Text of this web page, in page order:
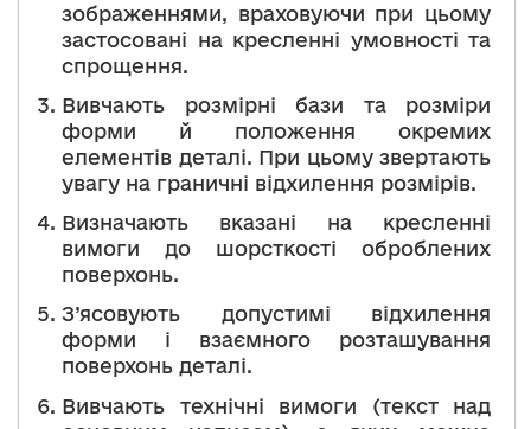
зображеннями, враховуючи при цьому
застосовані на кресленні умовності та
спрощення.
Вивчають розмірні бази та розміри
форми й положення окремих
елементів деталі. При цьому звертають
увагу на граничні відхилення розмірів.
Визначають вказані на кресленні
вимоги до шорсткості оброблених
поверхонь.
З’ясовують допустимі відхилення
форми і взаємного розташування
поверхонь деталі.
Вивчають технічні вимоги (текст над